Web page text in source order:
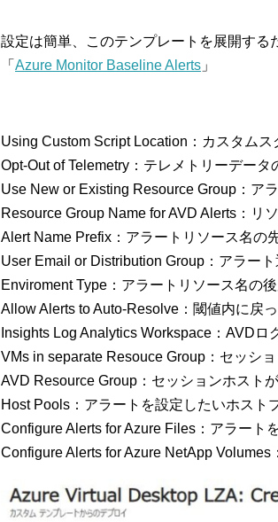
設定は簡単、このテンプレートを展開する
「 Azure Monitor Baseline Alerts 」
Using Custom Script Location：カスタムス
Opt-Out of Telemetry：テレメトリーデータ
Use New or Existing Resource Group：ア
Resource Group Name for AVD Alerts：リ
Alert Name Prefix：アラートリソース名の
User Email or Distribution Group：アラー
Enviroment Type：アラートリソース名の
Allow Alerts to Auto-Resolve：閾値内に戻
Insights Log Analytics Workspace：AVD
VMs in separate Resouce Group：セッシ
AVD Resource Group：セッションホスト
Host Pools：アラートを設定したいホスト
Configure Alerts for Azure Files：アラート
Configure Alerts for Azure NetApp